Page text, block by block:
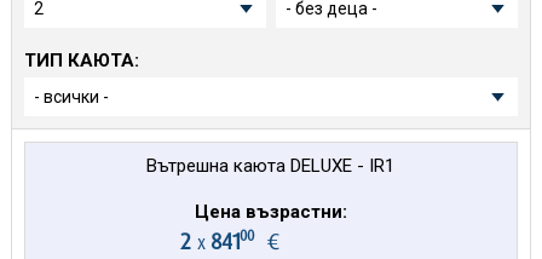
ТИП КАЮТА:
Вътрешна каюта DELUXE - IR1
Цена възрастни:
2 х 84100€